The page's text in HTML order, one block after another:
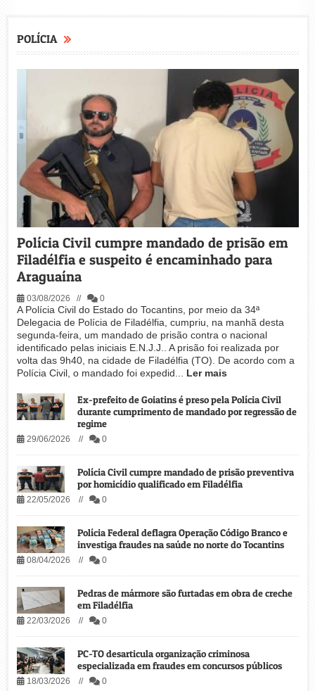
POLÍCIA
Polícia Civil cumpre mandado de prisão em
Filadélfia e suspeito é encaminhado para
Araguaína
03/08/2026 // 0
A Polícia Civil do Estado do Tocantins, por meio da 34ª
Delegacia de Polícia de Filadélfia, cumpriu, na manhã desta
segunda-feira, um mandado de prisão contra o nacional
identificado pelas iniciais E.N.J.J.. A prisão foi realizada por
volta das 9h40, na cidade de Filadélfia (TO). De acordo com a
Polícia Civil, o mandado foi expedid... Ler mais
Ex-prefeito de Goiatins é preso pela Polícia Civil
durante cumprimento de mandado por regressão de
regime
29/06/2026 // 0
Polícia Civil cumpre mandado de prisão preventiva
por homicídio qualificado em Filadélfia
22/05/2026 // 0
Polícia Federal deflagra Operação Código Branco e
investiga fraudes na saúde no norte do Tocantins
08/04/2026 // 0
Pedras de mármore são furtadas em obra de creche
em Filadélfia
22/03/2026 // 0
PC-TO desarticula organização criminosa
especializada em fraudes em concursos públicos
18/03/2026 // 0